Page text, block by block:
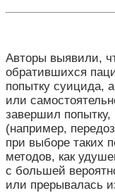
Авторы выявили,
обратившихся
попытку суицида,
или
завершил попытку,
(например,
при выборе таких
методов, как
с большей
или прерывалась